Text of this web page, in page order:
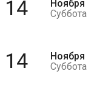
14
Ноября
Суббота
14
Ноября
Суббота